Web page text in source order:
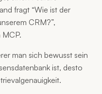
fragt “Wie ist der
CRM?”,
man sich bewusst sein
ist, desto